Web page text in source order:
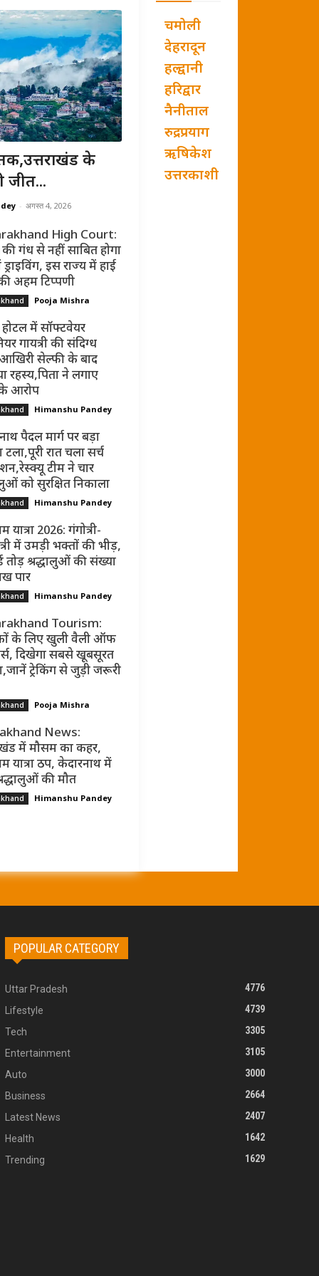
के
जीत...
- अगस्त 4, 2026
High Court:
गंध से नहीं साबित होगा
इस राज्य में हाई
अहम टिप्पणी
Pooja Mishra
में सॉफ्टवेयर
गायत्री की संदिग्ध
सेल्फी के बाद
रहस्य,पिता ने लगाए
के आरोप
Himanshu Pandey
पैदल मार्ग पर बड़ा
टला,पूरी रात चला सर्च
टीम ने चार
को सुरक्षित निकाला
Himanshu Pandey
यात्रा 2026: गंगोत्री-
में उमड़ी भक्तों की भीड़,
तोड़ श्रद्धालुओं की संख्या
पार
Himanshu Pandey
Tourism:
के लिए खुली वैली ऑफ
दिखेगा सबसे खूबसूरत
ट्रेकिंग से जुड़ी जरूरी
Pooja Mishra
News:
में मौसम का कहर,
यात्रा ठप, केदारनाथ में
की मौत
Himanshu Pandey
चमोली
देहरादून
हल्द्वानी
हरिद्वार
नैनीताल
रुद्रप्रयाग
ऋषिकेश
उत्तरकाशी
POPULAR CATEGORY
Uttar Pradesh
4776
Lifestyle
4739
Tech
3305
Entertainment
3105
Auto
3000
Business
2664
Latest News
2407
Health
1642
Trending
1629